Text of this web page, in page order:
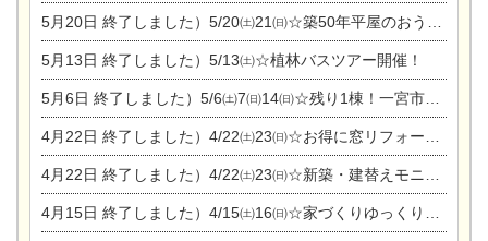
5月20日 終了しました）5/20㈯21㈰☆築50年平屋のおうちリノベーション完成見学会
5月13日 終了しました）5/13㈯☆植林バスツアー開催！
5月6日 終了しました）5/6㈯7㈰14㈰☆残り1棟！一宮市限定モニター募集相談会(新築・建替え)
4月22日 終了しました）4/22㈯23㈰☆お得に窓リフォーム個別相談会
4月22日 終了しました）4/22㈯23㈰☆新築・建替えモニター募集個別相談会
4月15日 終了しました）4/15㈯16㈰☆家づくりゆっくりじっくり個別相談会